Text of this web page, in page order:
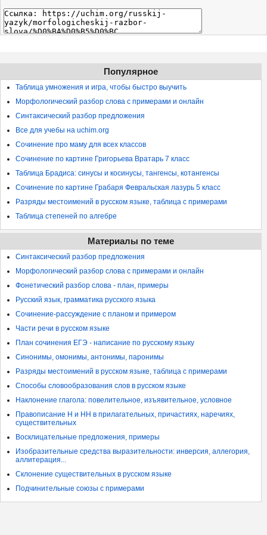
Популярное
Таблица умножения и игра, чтобы быстро выучить
Морфологический разбор слова с примерами и онлайн
Синтаксический разбор предложения
Все для учебы на uchim.org
Сочинение про маму для всех классов
Сочинение по картине Григорьева Вратарь 7 класс
Таблица Брадиса: синусы и косинусы, тангенсы, котангенсы
Сочинение по картине Грабаря Февральская лазурь 5 класс
Разряды местоимений в русском языке, таблица с примерами
Таблица степеней по алгебре
Материалы по теме
Синтаксический разбор предложения
Морфологический разбор слова с примерами и онлайн
Фонетический разбор слова - план, примеры
Русский язык, грамматика русского языка
Сочинение-рассуждение с планом и примером
Части речи в русском языке
План сочинения ЕГЭ - написание по русскому языку
Синонимы, омонимы, антонимы, паронимы
Разряды местоимений в русском языке, таблица с примерами
Способы словообразования слов в русском языке
Наклонение глагола: повелительное, изъявительное, условное
Правописание Н и НН в прилагательных, причастиях, наречиях,
существительных
Восклицательные предложения, примеры
Изобразительные средства выразительности: инверсия, аллегория,
аллитерация...
Склонение существительных в русском языке
Подчинительные союзы с примерами